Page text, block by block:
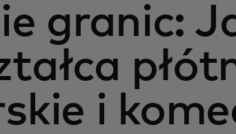
granic:
i